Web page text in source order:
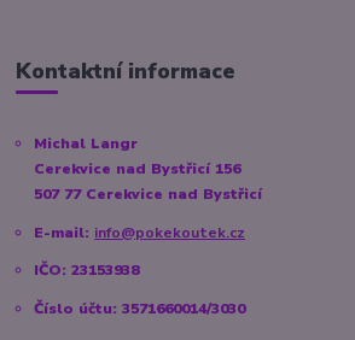
Kontaktní informace
Michal Langr
Cerekvice nad Bystřicí 156
507 77 Cerekvice nad Bystřicí
E-mail: info@pokekoutek.cz
IČO: 23153938
Číslo účtu: 3571660014/3030